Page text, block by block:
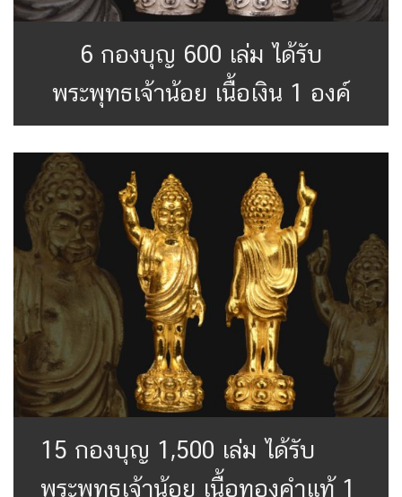
6 กองบุญ 600 เล่ม ได้รับ
พระพุทธเจ้าน้อย เนื้อเงิน 1 องค์
15 กองบุญ 1,500 เล่ม ได้รับ
พระพุทธเจ้าน้อย เนื้อทองคำแท้ 1